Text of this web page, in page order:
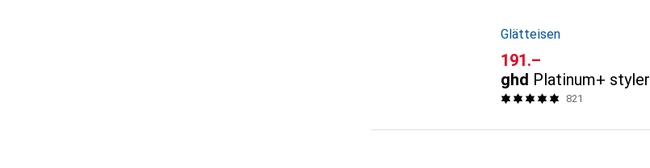
Glätteisen
CHF
191.–
ghd Platinum+ styler
821